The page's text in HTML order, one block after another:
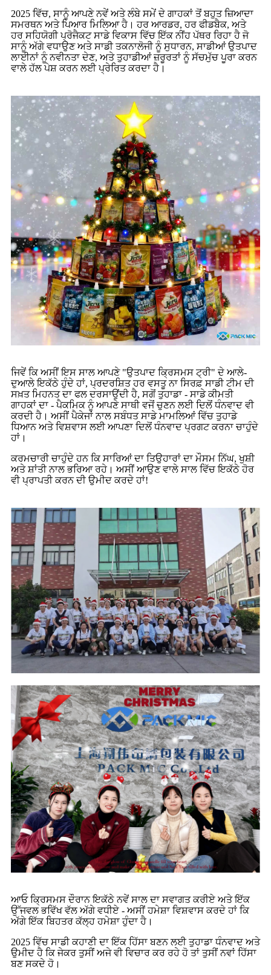
2025 ਵਿੱਚ, ਸਾਨੂੰ ਆਪਣੇ ਨਵੇਂ ਅਤੇ ਲੰਬੇ ਸਮੇਂ ਦੇ ਗਾਹਕਾਂ ਤੋਂ ਬਹੁਤ ਜ਼ਿਆਦਾ
ਸਮਰਥਨ ਅਤੇ ਪਿਆਰ ਮਿਲਿਆ ਹੈ। ਹਰ ਆਰਡਰ, ਹਰ ਫੀਡਬੈਕ, ਅਤੇ
ਹਰ ਸਹਿਯੋਗੀ ਪ੍ਰੋਜੈਕਟ ਸਾਡੇ ਵਿਕਾਸ ਵਿੱਚ ਇੱਕ ਨੀਂਹ ਪੱਥਰ ਰਿਹਾ ਹੈ ਜੋ
ਸਾਨੂੰ ਅੱਗੇ ਵਧਾਉਣ ਅਤੇ ਸਾਡੀ ਤਕਨਾਲੋਜੀ ਨੂੰ ਸੁਧਾਰਨ, ਸਾਡੀਆਂ ਉਤਪਾਦ
ਲਾਈਨਾਂ ਨੂੰ ਨਵੀਨਤਾ ਦੇਣ, ਅਤੇ ਤੁਹਾਡੀਆਂ ਜ਼ਰੂਰਤਾਂ ਨੂੰ ਸੱਚਮੁੱਚ ਪੂਰਾ ਕਰਨ
ਵਾਲੇ ਹੱਲ ਪੇਸ਼ ਕਰਨ ਲਈ ਪ੍ਰੇਰਿਤ ਕਰਦਾ ਹੈ।
ਜਿਵੇਂ ਕਿ ਅਸੀਂ ਇਸ ਸਾਲ ਆਪਣੇ "ਉਤਪਾਦ ਕ੍ਰਿਸਮਸ ਟ੍ਰੀ" ਦੇ ਆਲੇ-
ਦੁਆਲੇ ਇਕੱਠੇ ਹੁੰਦੇ ਹਾਂ, ਪ੍ਰਦਰਸ਼ਿਤ ਹਰ ਵਸਤੂ ਨਾ ਸਿਰਫ਼ ਸਾਡੀ ਟੀਮ ਦੀ
ਸਖ਼ਤ ਮਿਹਨਤ ਦਾ ਫਲ ਦਰਸਾਉਂਦੀ ਹੈ, ਸਗੋਂ ਤੁਹਾਡਾ - ਸਾਡੇ ਕੀਮਤੀ
ਗਾਹਕਾਂ ਦਾ - ਪੈਕਮਿਕ ਨੂੰ ਆਪਣੇ ਸਾਥੀ ਵਜੋਂ ਚੁਣਨ ਲਈ ਦਿਲੋਂ ਧੰਨਵਾਦ ਵੀ
ਕਰਦੀ ਹੈ। ਅਸੀਂ ਪੈਕੇਜਾਂ ਨਾਲ ਸਬੰਧਤ ਸਾਡੇ ਮਾਮਲਿਆਂ ਵਿੱਚ ਤੁਹਾਡੇ
ਧਿਆਨ ਅਤੇ ਵਿਸ਼ਵਾਸ ਲਈ ਆਪਣਾ ਦਿਲੋਂ ਧੰਨਵਾਦ ਪ੍ਰਗਟ ਕਰਨਾ ਚਾਹੁੰਦੇ
ਹਾਂ।
ਕਰਮਚਾਰੀ ਚਾਹੁੰਦੇ ਹਨ ਕਿ ਸਾਰਿਆਂ ਦਾ ਤਿਉਹਾਰਾਂ ਦਾ ਮੌਸਮ ਨਿੱਘ, ਖੁਸ਼ੀ
ਅਤੇ ਸ਼ਾਂਤੀ ਨਾਲ ਭਰਿਆ ਰਹੇ। ਅਸੀਂ ਆਉਣ ਵਾਲੇ ਸਾਲ ਵਿੱਚ ਇਕੱਠੇ ਹੋਰ
ਵੀ ਪ੍ਰਾਪਤੀ ਕਰਨ ਦੀ ਉਮੀਦ ਕਰਦੇ ਹਾਂ!
ਆਓ ਕ੍ਰਿਸਮਸ ਦੌਰਾਨ ਇਕੱਠੇ ਨਵੇਂ ਸਾਲ ਦਾ ਸਵਾਗਤ ਕਰੀਏ ਅਤੇ ਇੱਕ
ਉੱਜਵਲ ਭਵਿੱਖ ਵੱਲ ਅੱਗੇ ਵਧੀਏ - ਅਸੀਂ ਹਮੇਸ਼ਾ ਵਿਸ਼ਵਾਸ ਕਰਦੇ ਹਾਂ ਕਿ
ਅੱਗੇ ਇੱਕ ਬਿਹਤਰ ਕੱਲ੍ਹ ਹਮੇਸ਼ਾ ਹੁੰਦਾ ਹੈ।
2025 ਵਿੱਚ ਸਾਡੀ ਕਹਾਣੀ ਦਾ ਇੱਕ ਹਿੱਸਾ ਬਣਨ ਲਈ ਤੁਹਾਡਾ ਧੰਨਵਾਦ ਅਤੇ
ਉਮੀਦ ਹੈ ਕਿ ਜੇਕਰ ਤੁਸੀਂ ਅਜੇ ਵੀ ਵਿਚਾਰ ਕਰ ਰਹੇ ਹੋ ਤਾਂ ਤੁਸੀਂ ਨਵਾਂ ਹਿੱਸਾ
ਬਣ ਸਕਦੇ ਹੋ।